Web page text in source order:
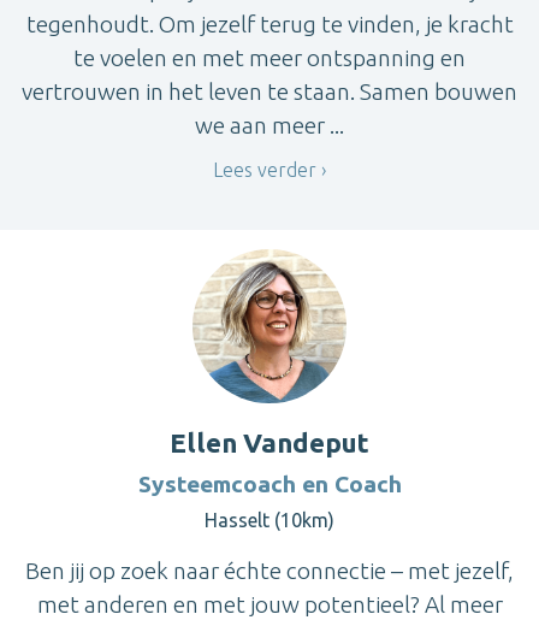
tegenhoudt. Om jezelf terug te vinden, je kracht
te voelen en met meer ontspanning en
vertrouwen in het leven te staan. Samen bouwen
we aan meer ...
Lees verder
Ellen Vandeput
Systeemcoach en Coach
Hasselt (10km)
Ben jij op zoek naar échte connectie – met jezelf,
met anderen en met jouw potentieel? Al meer